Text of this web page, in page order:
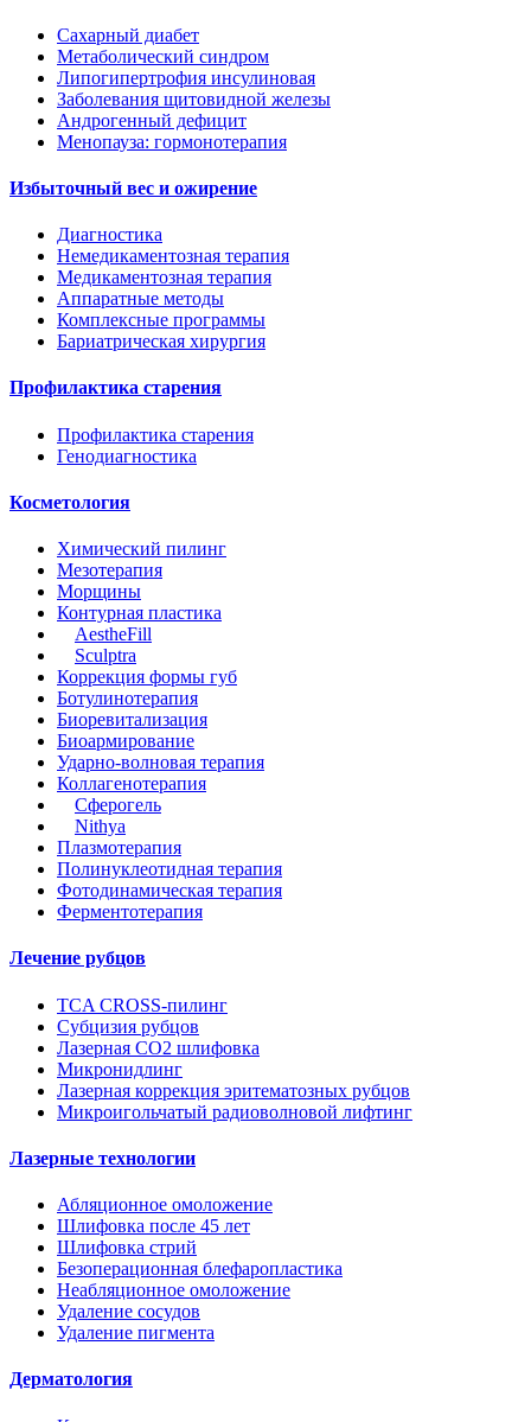
Сахарный диабет
Метаболический синдром
Липогипертрофия инсулиновая
Заболевания щитовидной железы
Андрогенный дефицит
Менопауза: гормонотерапия
Избыточный вес и ожирение
Диагностика
Немедикаментозная терапия
Медикаментозная терапия
Аппаратные методы
Комплексные программы
Бариатрическая хирургия
Профилактика старения
Профилактика старения
Генодиагностика
Косметология
Химический пилинг
Мезотерапия
Морщины
Контурная пластика
AestheFill
Sculptrа
Коррекция формы губ
Ботулинотерапия
Биоревитализация
Биоармирование
Ударно-волновая терапия
Коллагенотерапия
Сферогель
Nithya
Плазмотерапия
Полинуклеотидная терапия
Фотодинамическая терапия
Ферментотерапия
Лечение рубцов
TCA CROSS-пилинг
Субцизия рубцов
Лазерная СО2 шлифовка
Микронидлинг
Лазерная коррекция эритематозных рубцов
Микроигольчатый радиоволновой лифтинг
Лазерные технологии
Абляционное омоложение
Шлифовка после 45 лет
Шлифовка стрий
Безоперационная блефаропластика
Неабляционное омоложение
Удаление сосудов
Удаление пигмента
Дерматология